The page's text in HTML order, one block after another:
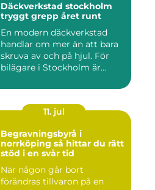
Däckverkstad stockholm
tryggt grepp året runt
En modern däckverkstad
handlar om mer än att bara
skruva av och på hjul. För
bilägare i Stockholm är...
11. jul
Begravningsbyrå i
norrköping så hittar du rätt
stöd i en svår tid
När någon går bort
förändras tillvaron på en